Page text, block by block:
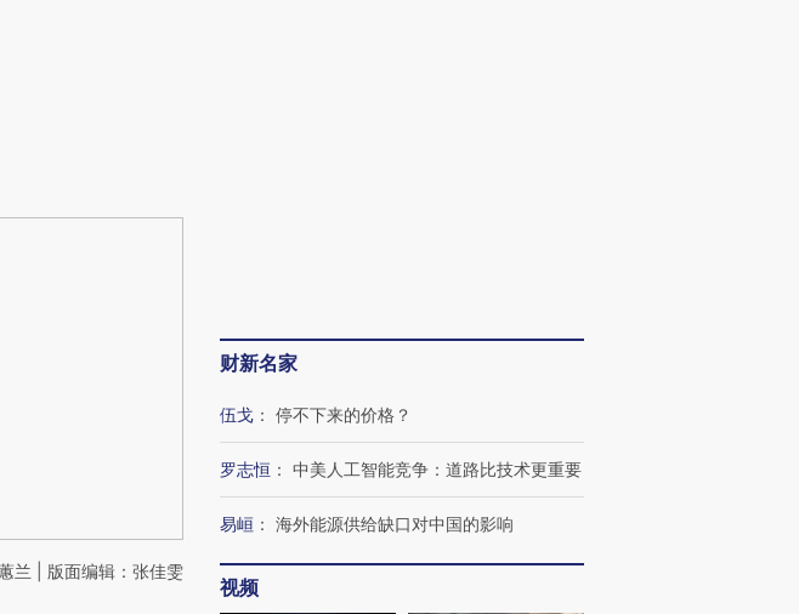
兰 | 版面编辑：张佳雯
财新名家
伍戈 ： 停不下来的价格？
罗志恒 ： 中美人工智能竞争：道路比技术更重要
易峘 ： 海外能源供给缺口对中国的影响
视频